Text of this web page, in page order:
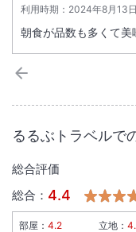
利用時期： 2024年8月13日
朝食が品数も多くて
るるぶトラベルで
総合評価
総合： 4.4
部屋： 4.2 立地：